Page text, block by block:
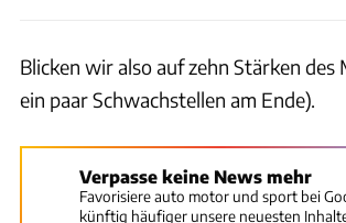
Blicken wir also auf zehn Stärken des
ein paar Schwachstellen am Ende).
Verpasse keine News mehr
Favorisiere auto motor und sport bei
künftig häufiger unsere neuesten